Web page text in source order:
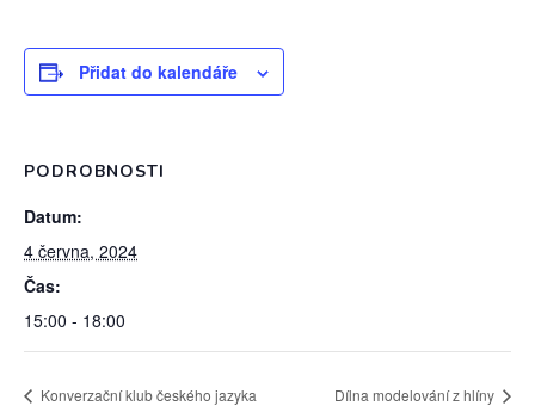
Přidat do kalendáře
PODROBNOSTI
Datum:
4 června, 2024
Čas:
15:00 - 18:00
Konverzační klub českého jazyka Dílna modelování z hlíny